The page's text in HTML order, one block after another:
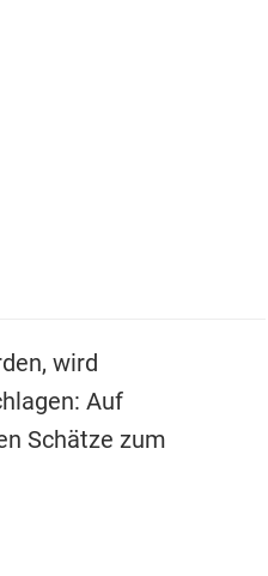
wird
Auf
Schätze zum